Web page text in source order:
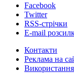
Facebook
Twitter
RSS-стрічки
E-mail
Контакти
Реклама на
Використання